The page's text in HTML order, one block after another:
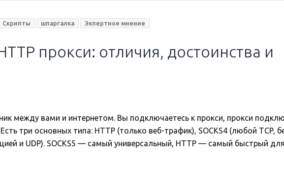
Скрипты шпаргалка Экпертное мнение
прокси: отличия, достоинства и
между вами и интернетом. Вы подключаетесь к прокси, прокси
три основных типа: HTTP (только веб-трафик), SOCKS4 (любой TCP,
и UDP). SOCKS5 — самый универсальный, HTTP — самый быстрый